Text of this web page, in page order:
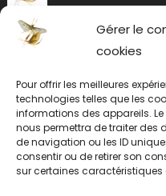
Gérer le
cookies
Pour offrir les meilleures
technologies telles que les
informations des appareils.
nous permettra de traiter des
de navigation ou les ID
consentir ou de retirer son
sur certaines caractéristiques